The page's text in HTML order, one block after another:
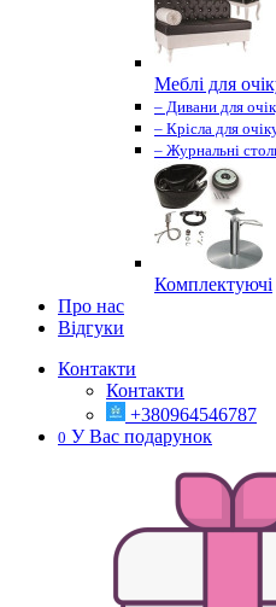
Меблі для
– Дивани для
– Крісла для
– Журнальні
Комплектуючі
Про нас
Відгуки
Контакти
Контакти
+380964546787
0 У Вас подарунок